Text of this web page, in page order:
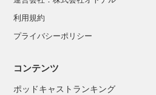
利用規約
プライバシーポリシー
コンテンツ
ポッドキャストランキング